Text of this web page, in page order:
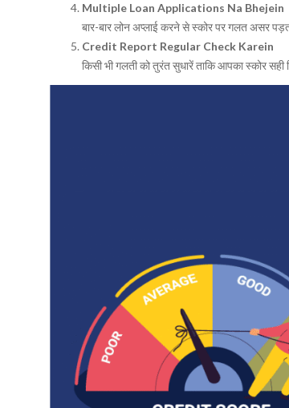
Multiple Loan Applications Na Bhejein
बार-बार लोन अप्लाई करने से स्कोर पर गलत असर
Credit Report Regular Check Karein
किसी भी गलती को तुरंत सुधारें ताकि आपका स्कोर सही